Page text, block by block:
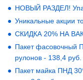
НОВЫЙ РАЗДЕЛ!
Уникальные акции
СКИДКА 20% НА
Пакет фасовочный
рулонов - 138,4 руб.
Пакет майка ПНД